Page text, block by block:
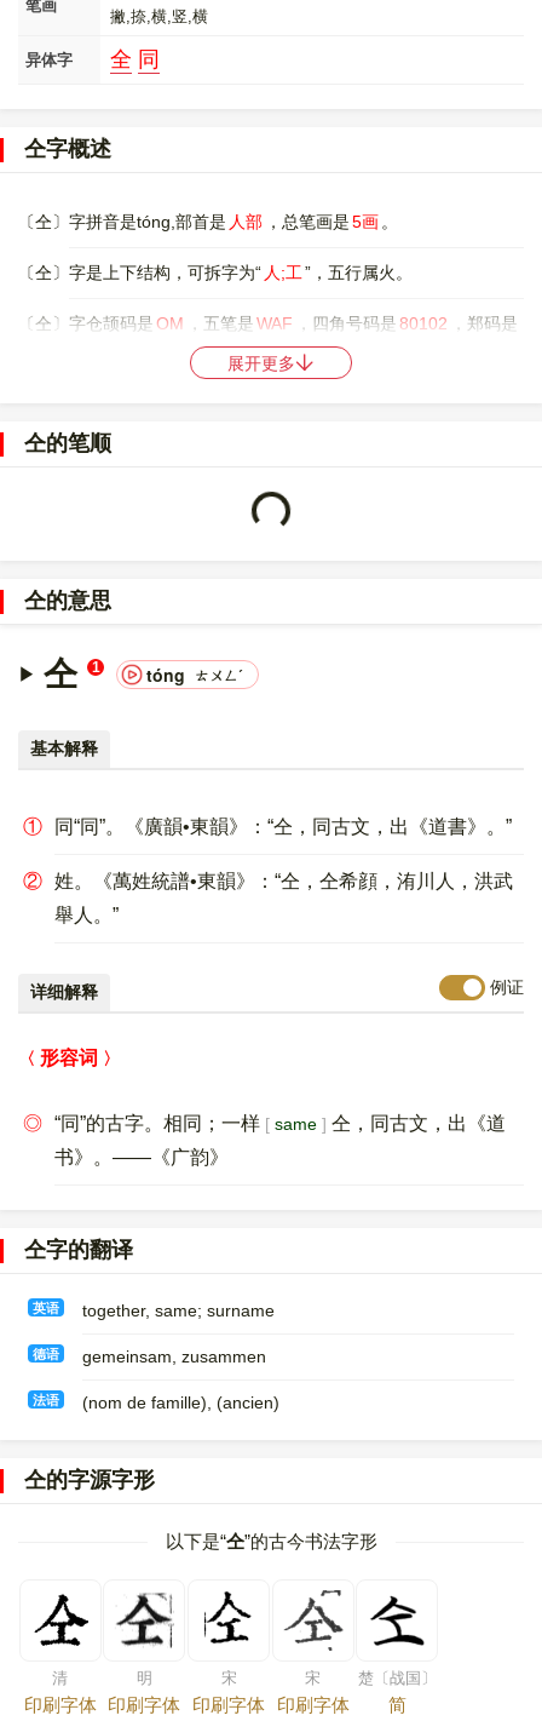
笔画
撇,捺,横,竖,横
异体字 全 同
仝字概述
〔仝〕字拼音是tóng,部首是 人部 ，总笔画是5画 。
〔仝〕字是上下结构，可拆字为“ 人;工”，五行属火。
〔仝〕字仓颉码是OM ，五笔是WAF ，四角号码是 80102
，郑码是
，中文电码是0104，区位码是5758
00004EDD，UTF-8：E4 BB 9D。
《通用规范汉字表》的三级字表
展开更多
仝的笔顺
Loading...
仝的意思
仝 1 tóng ㄊㄨㄥˊ
基本解释
① 同“同”。《廣韻•東韻》：“仝，同古文，出《道書》。”
② 姓。《萬姓統譜•東韻》：“仝，仝希顔，洧川人，洪武
舉人。”
详细解释 例证
形容词
◎ “同”的古字。相同；一样 same
仝，同古文，出《道
书》。——《广韵》
仝字的翻译
英语 together, same; surname
德语 gemeinsam, zusammen
法语 (nom de famille)​, (ancien)​
仝的字源字形
以下是“仝”的古今书法字形
清
印刷字体
明
印刷字体
宋
印刷字体
宋
印刷字体
楚〔战国〕
简